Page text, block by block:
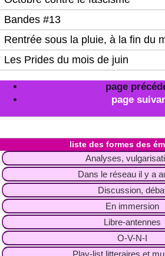
Bandes #13
Rentrée sous la pluie, à la fin du
Les Prides du mois de juin
page
page
liste des formes des
Analyses,
Dans le réseau il y a
Discussion,
En immersion
Libre-antennes
O-V-N-I
Play-list litteraires et